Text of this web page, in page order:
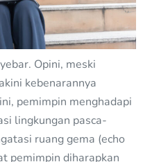
Opini, meski
kebenarannya
pemimpin menghadapi
lingkungan pasca-
ruang gema (echo
pemimpin diharapkan